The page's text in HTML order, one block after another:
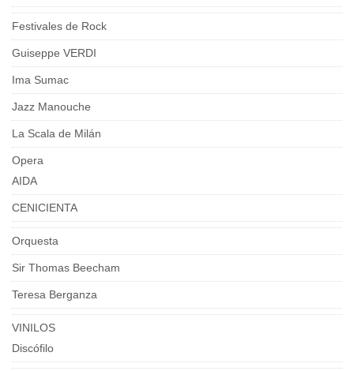
Festivales de Rock
Guiseppe VERDI
Ima Sumac
Jazz Manouche
La Scala de Milán
Opera
AIDA
CENICIENTA
Orquesta
Sir Thomas Beecham
Teresa Berganza
VINILOS
Discófilo